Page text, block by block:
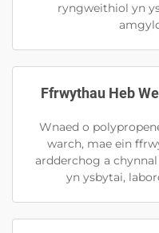
ryngweithiol yn
Ffrwythau Heb
Wnaed o
warch, mae ein
ardderchog a
yn ysbytai,